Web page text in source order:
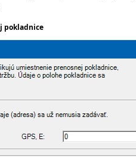
pokladnice